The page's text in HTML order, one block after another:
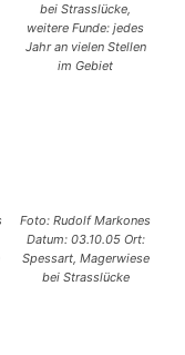
bei Strasslücke,
weitere Funde: jedes
Jahr an vielen Stellen
im Gebiet
Foto: Rudolf Markones
Datum: 03.10.05 Ort:
Spessart, Magerwiese
bei Strasslücke